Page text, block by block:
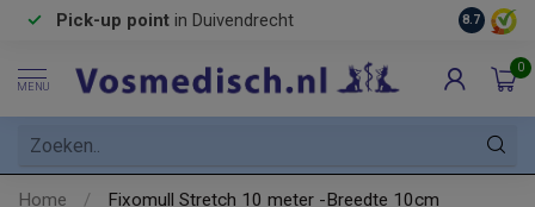
Pick-up point in Duivendrecht 8.7
MENU
0
Home / Fixomull Stretch 10 meter -Breedte 10cm